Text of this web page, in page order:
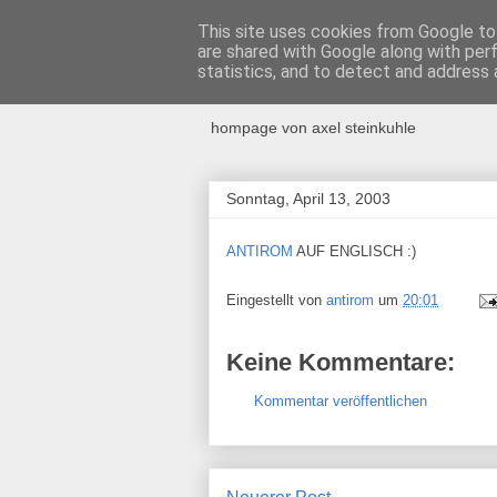
ANTIROM
hompage von axel steinkuhle
Sonntag, April 13, 2003
ANTIROM AUF ENGLISCH :)
Eingestellt von antirom um 20:01
Keine Kommentare:
Kommentar veröffentlichen
This site uses cookies from Google
are shared with Google along with
statistics, and to detect and address